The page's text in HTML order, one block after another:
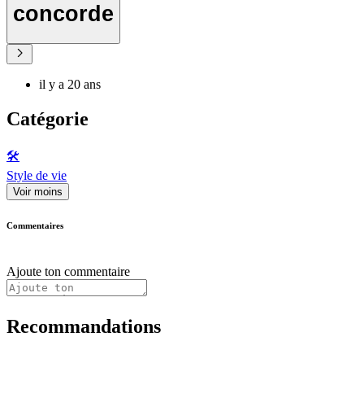
concorde
il y a 20 ans
Catégorie
🛠️
Style de vie
Voir moins
Commentaires
Ajoute ton commentaire
Recommandations